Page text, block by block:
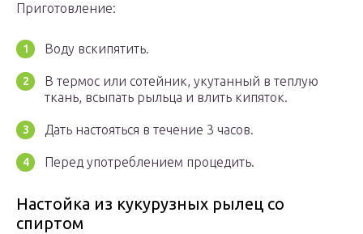
Приготовление:
Воду вскипятить.
В термос или сотейник, укутанный в теплую
ткань, всыпать рыльца и влить кипяток.
Дать настояться в течение 3 часов.
Перед употреблением процедить.
Настойка из кукурузных рылец со
спиртом